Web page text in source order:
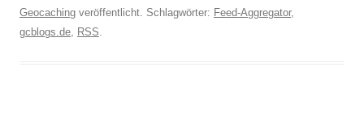
Geocaching veröffentlicht. Schlagwörter: Feed-Aggregator,
gcblogs.de, RSS.